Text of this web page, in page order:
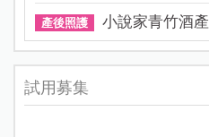
產後照護 小說家青竹酒
試用募集